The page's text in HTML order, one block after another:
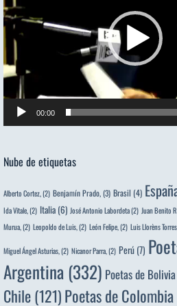
00:00
Nube de etiquetas
Alberto Cortez, (2) Benjamín Prado,(3) Brasil (4)
Ida Vitale, (2) Italia (6) José Antonio Labordeta(2) Juan Benito
Murua, (2) Leopoldo de Luis, (2) León Felipe, (2) Luis Llorèns Torres,
Miguel Ángel Asturias, (2) Nicanor Parra, (2) Perú (7)
Argentina (332) Poetas de Bolivia
Chile(121)Poetas de Colombia